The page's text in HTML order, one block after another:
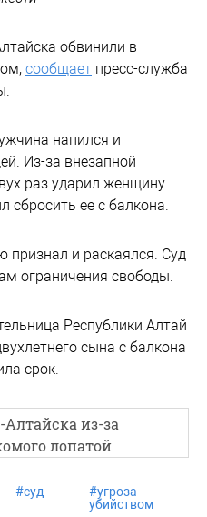
обвинили в
сообщает пресс-служба
напился и
Из-за внезапной
раз ударил женщину
сбросить ее с балкона.
признал и раскаялся. Суд
ограничения свободы.
Республики Алтай
сына с балкона
срок.
из-за
лопатой
#суд #угроза
убийством